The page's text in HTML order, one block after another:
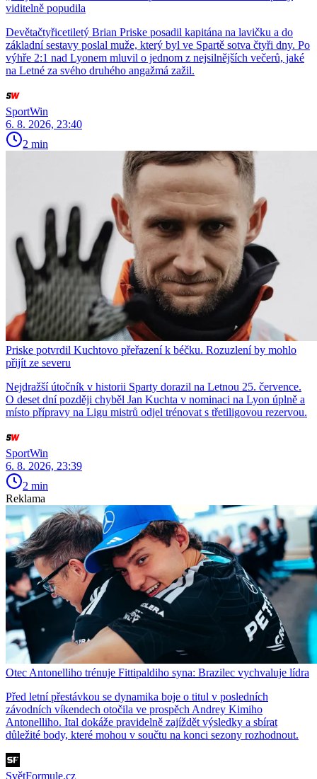
viditelně popudila
Devětačtyřicetiletý Brian Priske posadil kapitána na lavičku a do
základní sestavy poslal muže, který byl ve Spartě sotva čtyři dny. Po
výhře 2:1 nad Lyonem mluvil o jednom z nejsilnějších večerů, jaké
na Letné za svého druhého angažmá zažil.
SportWin
6. 8. 2026, 23:40
2 min
Priske potvrdil Kuchtovo přeřazení k béčku. Rozuzlení by mohlo
přijít ze severu
Nejdražší útočník v historii Sparty dorazil na Letnou 25. července.
O deset dní později chyběl Jan Kuchta v nominaci na Lyon úplně a
místo přípravy na Ligu mistrů odjel trénovat s třetiligovou rezervou.
SportWin
6. 8. 2026, 23:39
2 min
Reklama
Otec Antonelliho trénuje Fittipaldiho syna: Brazilec vychvaluje lídra
Před letní přestávkou se dynamika boje o titul v posledních
závodních víkendech otočila ve prospěch Andrey Kimiho
Antonelliho. Ital dokáže pravidelně zajíždět výsledky a sbírat
důležité body, které mohou v součtu na konci sezony rozhodnout.
SvětFormule.cz